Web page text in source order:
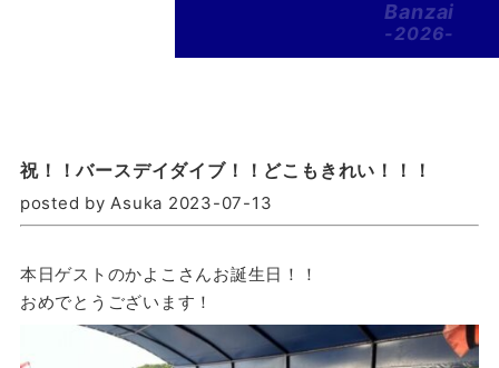
Banzai
-2026-
祝！！バースデイダイブ！！どこもきれい！！！
posted by Asuka 2023-07-13
本日ゲストのかよこさんお誕生日！！
おめでとうございます！